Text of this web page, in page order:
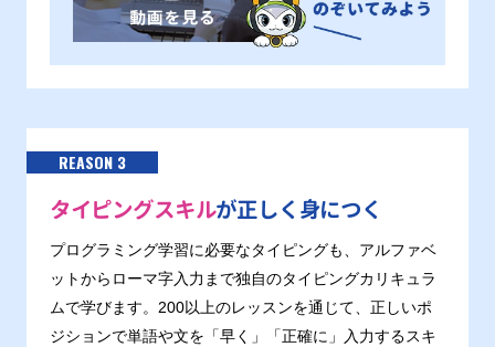
REASON 3
タイピングスキルが正しく身につく
プログラミング学習に必要なタイピングも、アルファベ
ットからローマ字入力まで独自のタイピングカリキュラ
ムで学びます。200以上のレッスンを通じて、正しいポ
ジションで単語や文を「早く」「正確に」入力するスキ